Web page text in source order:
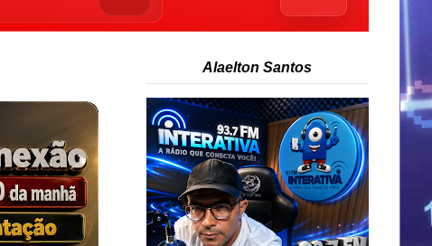
Alaelton Santos